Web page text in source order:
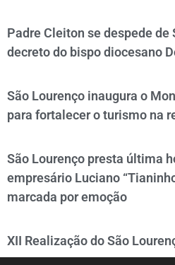
Padre Cleiton se despede de
decreto do bispo diocesano
São Lourenço inaugura o
para fortalecer o turismo na
São Lourenço presta última
empresário Luciano
marcada por emoção
XII Realização do São